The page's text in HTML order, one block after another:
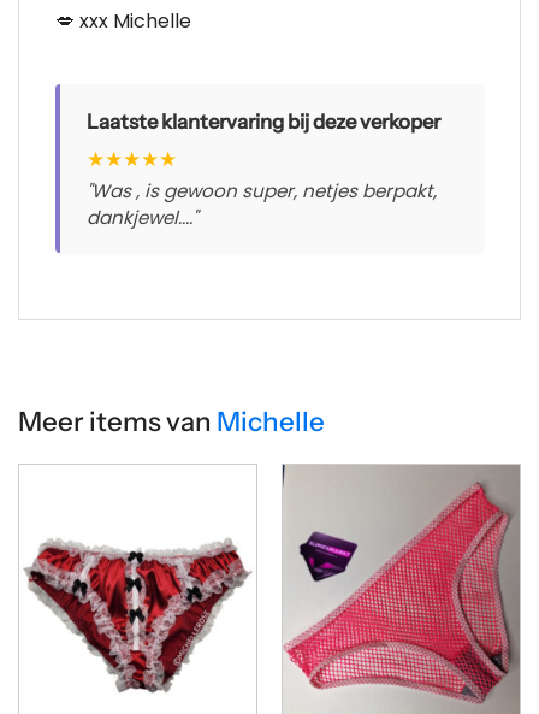
💋 xxx Michelle
Laatste klantervaring bij deze verkoper
★★★★★
"Was , is gewoon super, netjes berpakt,
dankjewel...."
Meer items van Michelle